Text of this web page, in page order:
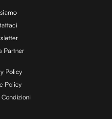
Partner
Policy
Policy